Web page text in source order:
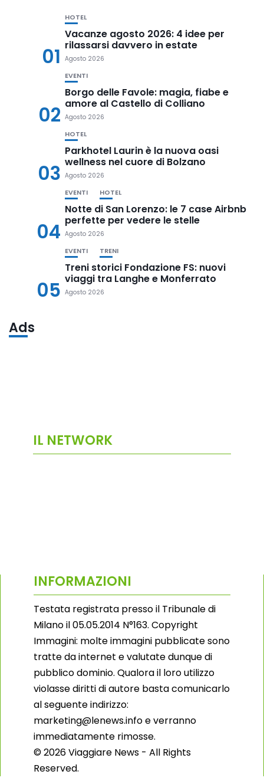
01
HOTEL
Vacanze agosto 2026: 4 idee per
rilassarsi davvero in estate
Agosto 2026
02
EVENTI
Borgo delle Favole: magia, fiabe e
amore al Castello di Colliano
Agosto 2026
03
HOTEL
Parkhotel Laurin è la nuova oasi
wellness nel cuore di Bolzano
Agosto 2026
04
EVENTI HOTEL
Notte di San Lorenzo: le 7 case Airbnb
perfette per vedere le stelle
Agosto 2026
05
EVENTI TRENI
Treni storici Fondazione FS: nuovi
viaggi tra Langhe e Monferrato
Agosto 2026
Ads
IL NETWORK
INFORMAZIONI
Testata registrata presso il Tribunale di
Milano il 05.05.2014 N°163. Copyright
Immagini: molte immagini pubblicate sono
tratte da internet e valutate dunque di
pubblico dominio. Qualora il loro utilizzo
violasse diritti di autore basta comunicarlo
al seguente indirizzo:
marketing@lenews.info e verranno
immediatamente rimosse.
© 2026 Viaggiare News - All Rights
Reserved.